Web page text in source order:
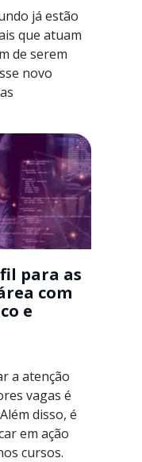
já estão
que atuam
de serem
novo
para as
com
e
a atenção
vagas é
disso, é
em ação
cursos.